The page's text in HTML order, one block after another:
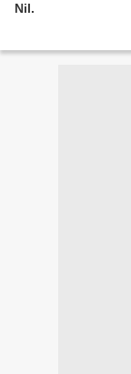
Nil.